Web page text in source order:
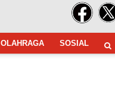
OLAHRAGA SOSIAL